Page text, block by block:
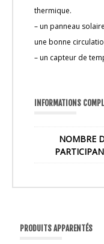
thermique.
– un panneau
une bonne
– un capteur de
INFORMATIONS
NOMBRE
PRODUITS APPARENTÉS